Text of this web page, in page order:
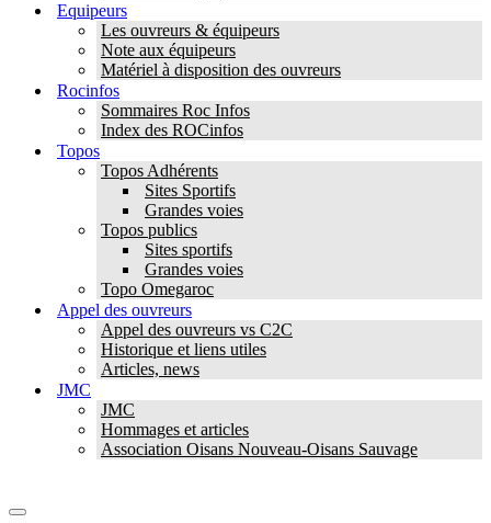
Equipeurs
Les ouvreurs & équipeurs
Note aux équipeurs
Matériel à disposition des ouvreurs
Rocinfos
Sommaires Roc Infos
Index des ROCinfos
Topos
Topos Adhérents
Sites Sportifs
Grandes voies
Topos publics
Sites sportifs
Grandes voies
Topo Omegaroc
Appel des ouvreurs
Appel des ouvreurs vs C2C
Historique et liens utiles
Articles, news
JMC
JMC
Hommages et articles
Association Oisans Nouveau-Oisans Sauvage
Menu